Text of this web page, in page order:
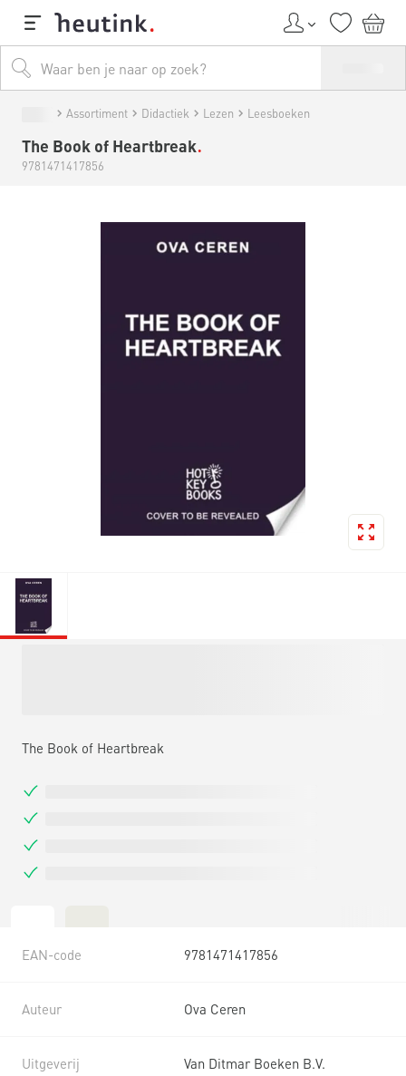
Assortiment Didactiek Lezen Leesboeken
The Book of Heartbreak
9781471417856
The Book of Heartbreak
EAN-code 9781471417856
Auteur Ova Ceren
Uitgeverij Van Ditmar Boeken B.V.